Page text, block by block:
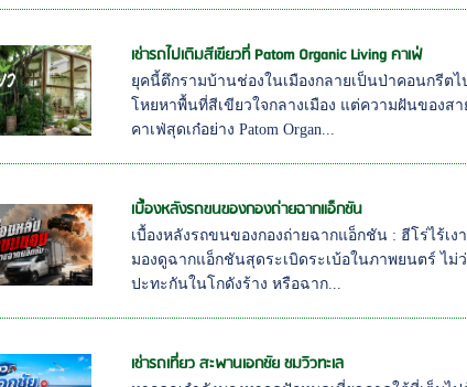
เช่ารถไปเติมสีเขียวที่ Patom Organic Living คาเฟ่
ยุคนี้ตึกรามบ้านช่องในเมืองกลายเป็นป่าคอนกรีต
โหยหาพื้นที่สีเขียวใจกลางเมือง แต่ความฝันของส
คาเฟ่สุดเก๋อย่าง Patom Organ...
เบื้องหลังรถขนของกองถ่ายฉากแอ็กชัน
เบื้องหลังรถขนของกองถ่ายฉากแอ็กชัน : ฮีโร่ไร้เง
มองดูฉากแอ็กชันสุดระเบิดระเบ้อในภาพยนตร์ ไม่
ปะทะกันในโกดังร้าง หรือฉาก...
เช่ารถเที่ยว สะพานเอกชัย ชมวิวทะเล